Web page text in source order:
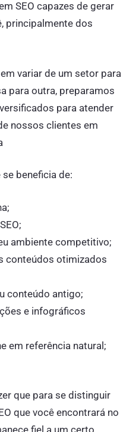
SEO capazes de gerar
principalmente dos
variar de um setor para
para outra, preparamos
para atender
nossos clientes em
se beneficia de:
ambiente competitivo;
conteúdos otimizados
conteúdo antigo;
e infográficos
em referência natural;
que para se distinguir
que você encontrará no
fiel a um certo